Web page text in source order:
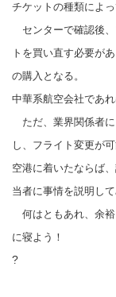
チケットの種類によ
センターで確認後、
トを買い直す必要が
の購入となる。
中華系航空会社であ
ただ、業界関係者
し、フライト変更が
空港に着いたならば
当者に事情を説明し
何はともあれ、余裕
に寝よう！
?